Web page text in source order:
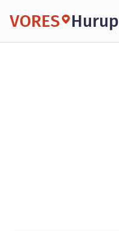
VORES Hurup